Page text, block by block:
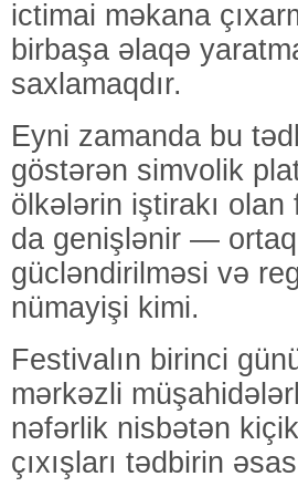
ictimai məkana
birbaşa əlaqə
saxlamaqdır.
Eyni zamanda bu
göstərən simvolik
ölkələrin iştirakı
da genişlənir —
gücləndirilməsi və
nümayişi kimi.
Festivalın birinci
mərkəzli
nəfərlik nisbətən
çıxışları tədbirin